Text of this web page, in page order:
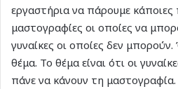
εργαστήρια να πάρουμε
μαστογραφίες οι οποίες να
γυναίκες οι οποίες δεν
θέμα. Το θέμα είναι ότι οι
πάνε να κάνουν τη